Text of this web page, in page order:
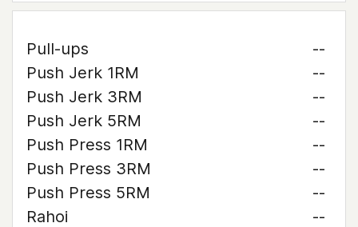
Pull-ups
--
Push Jerk 1RM
--
Push Jerk 3RM
--
Push Jerk 5RM
--
Push Press 1RM
--
Push Press 3RM
--
Push Press 5RM
--
Rahoi
--